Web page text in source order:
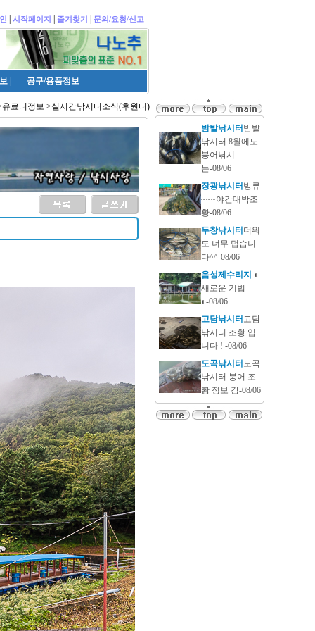
시작페이지 즐겨찾기 문의/요청/신고
공구/용품정보
료터정보 >실시간낚시터소식(후원터)
밤밭낚시터 밤밭
낚시터 8월에도
붕어낚시
는-08/06
장광낚시터 방류
~~~야간대박조
황-08/06
두창낚시터 더워
도 너무 덥습니
다^^-08/06
음성제수리지 ◐
새로운 기법
◐-08/06
고담낚시터 고담
낚시터 조황 입
니다 ! -08/06
도곡낚시터 도곡
낚시터 붕어 조
황 정보 감-08/06